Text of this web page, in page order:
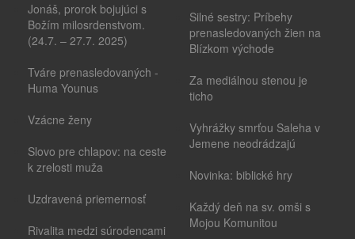
Jonáš, prorok bojujúci s
Božím milosrdenstvom.
(24.7. – 27.7. 2025)
Tváre prenasledovaných -
Huma Younus
Vzácne ženy
Slovo pre chlapov: na ceste
k zrelosti muža
Uzdravená priemernosť
Rivalita medzi súrodencami
Silné sestry: Príbehy
prenasledovaných žien na
Blízkom východe
Za mediálnou stenou je
ticho
Vyhrážky smrťou Saleha v
Jemene neodrádzajú
Novinka: biblické hry
Každý deň na sv. omši s
Mojou Komunitou